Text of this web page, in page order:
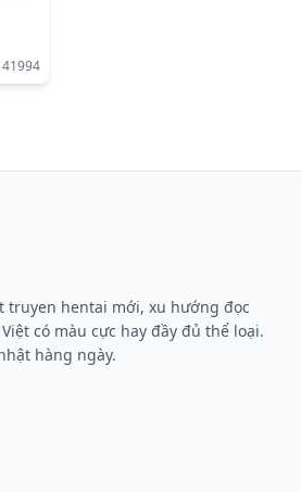
truyen hentai mới, xu hướng đọc
có màu cực hay đầy đủ thể loại.
hàng ngày.